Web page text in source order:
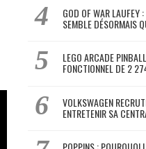
GOD OF WAR LAUFEY
SEMBLE DÉSORMAIS
LEGO ARCADE
FONCTIONNEL DE 2
VOLKSWAGEN
ENTRETENIR SA